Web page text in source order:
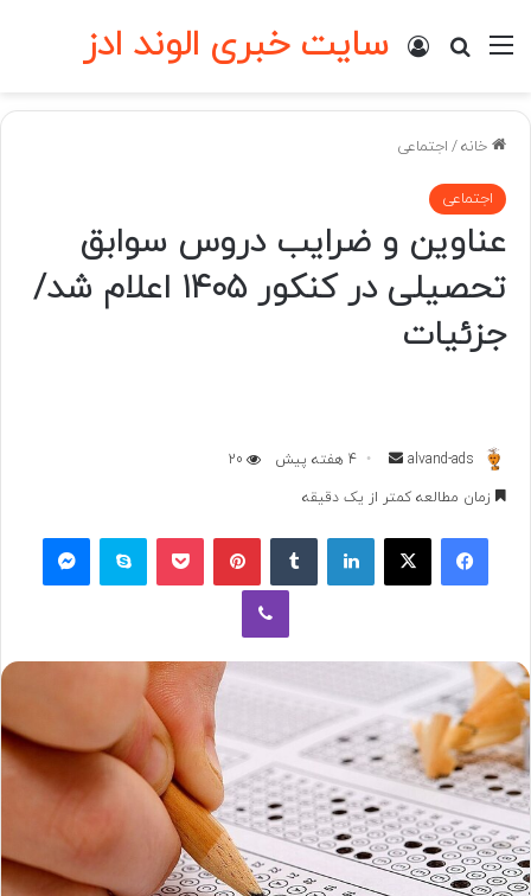
سایت خبری الوند ادز منو جستجو برای
ورود
خانه/ اجتماعی
اجتماعی
عناوین و ضرایب دروس سوابق
تحصیلی در کنکور ۱۴۰۵ اعلام شد/
جزئیات
alvand-ads
ارسال 4 هفته پیش
20
زمان مطالعه کمتر از یک دقیقه
فیسبوکایکس لینکداینتامبلر پینتریستپاکت اسکایپ مسنجر
وایبر